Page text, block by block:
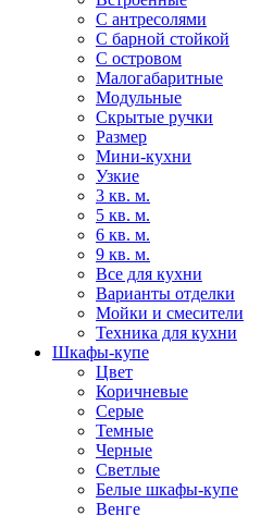
С антресолями
С барной стойкой
С островом
Малогабаритные
Модульные
Скрытые ручки
Размер
Мини-кухни
Узкие
3 кв. м.
5 кв. м.
6 кв. м.
9 кв. м.
Все для кухни
Варианты отделки
Мойки и смесители
Техника для кухни
Шкафы-купе
Цвет
Коричневые
Серые
Темные
Черные
Светлые
Белые шкафы-купе
Венге